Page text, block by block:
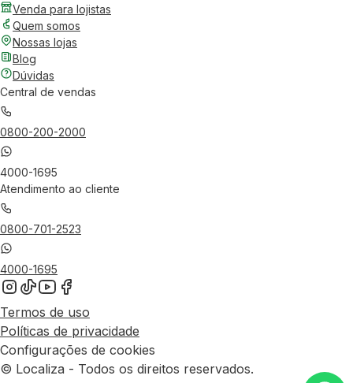
Venda para lojistas
Quem somos
Nossas lojas
Blog
Dúvidas
Central de vendas
0800-200-2000
4000-1695
Atendimento ao cliente
0800-701-2523
4000-1695
Termos de uso
Políticas de privacidade
Configurações de cookies
© Localiza - Todos os direitos reservados.